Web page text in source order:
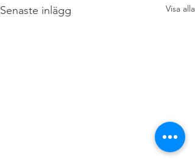
Senaste inlägg Visa alla